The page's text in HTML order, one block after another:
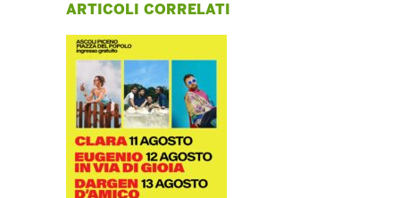
ARTICOLI CORRELATI